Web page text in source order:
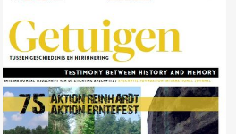
Nr. 132 (04/2021) AKTION
REINHARDT en AKTION
ERNTEFEST